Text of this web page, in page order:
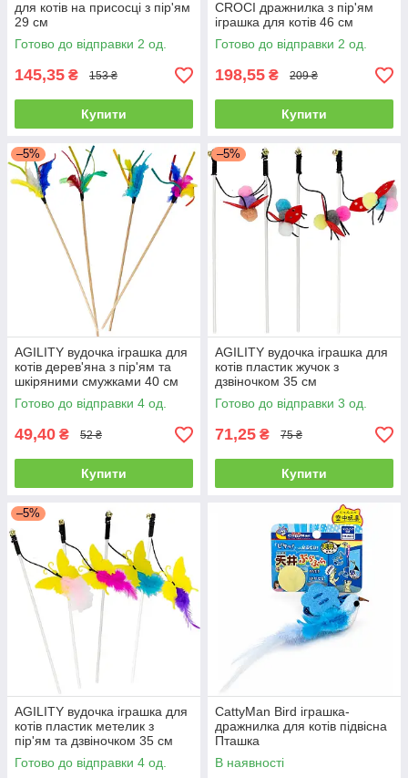
для котів на присосці з пір'ям
29 см
Готово до відправки 2 од.
145,35 ₴ 153 ₴
Купити
CROCI дражнилка з пір'ям
іграшка для котів 46 см
Готово до відправки 2 од.
198,55 ₴ 209 ₴
Купити
–5%
AGILITY вудочка іграшка для
котів дерев'яна з пір'ям та
шкіряними смужками 40 см
Готово до відправки 4 од.
49,40 ₴ 52 ₴
Купити
–5%
AGILITY вудочка іграшка для
котів пластик жучок з
дзвіночком 35 см
Готово до відправки 3 од.
71,25 ₴ 75 ₴
Купити
–5%
AGILITY вудочка іграшка для
котів пластик метелик з
пір'ям та дзвіночком 35 см
Готово до відправки 4 од.
CattyMan Bird іграшка-
дражнилка для котів підвісна
Пташка
В наявності